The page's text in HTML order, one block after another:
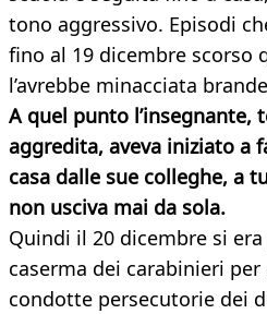
tono aggressivo. Episodi
fino al 19 dicembre scorso
l’avrebbe minacciata
A quel punto l’insegnante,
aggredita, aveva iniziato a
casa dalle sue colleghe, a
non usciva mai da sola.
Quindi il 20 dicembre si
caserma dei carabinieri
condotte persecutorie dei